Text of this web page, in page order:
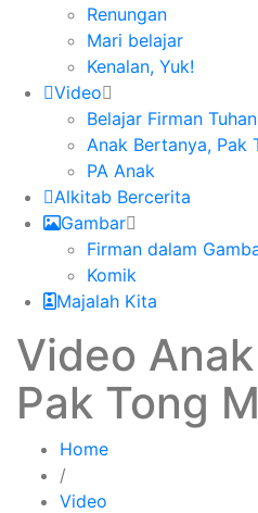
Renungan
Mari belajar
Kenalan, Yuk!
Video
Belajar Firman Tuhan
Anak Bertanya, Pak
PA Anak
Alkitab Bercerita
Gambar
Firman dalam
Komik
Majalah Kita
Video
Pak Tong
Home
/
Video